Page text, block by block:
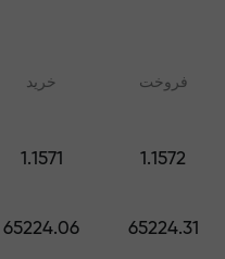
تجارت
آپ کا
خرید فروخت
1.1571 1.1572
65224.06 65224.31
مراحل کے لیے کورسز اور ویبنرز